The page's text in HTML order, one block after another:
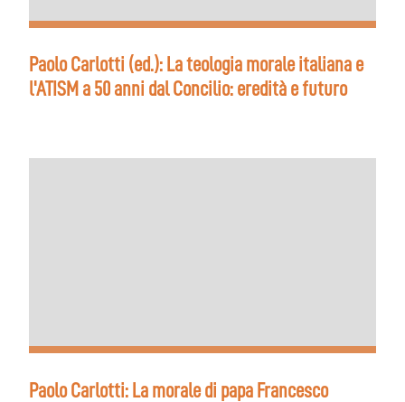
Paolo Carlotti (ed.): La teologia morale italiana e
l'ATISM a 50 anni dal Concilio: eredità e futuro
Paolo Carlotti: La morale di papa Francesco